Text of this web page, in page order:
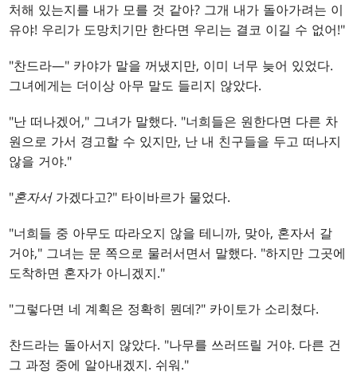
처해 있는지를 내가 모를 것 같아? 그개 내가 돌아가려는 이
유야! 우리가 도망치기만 한다면 우리는 결코 이길 수 없어!"
"찬드라—" 카야가 말을 꺼냈지만, 이미 너무 늦어 있었다.
그녀에게는 더이상 아무 말도 들리지 않았다.
"난 떠나겠어," 그녀가 말했다. "너희들은 원한다면 다른 차
원으로 가서 경고할 수 있지만, 난 내 친구들을 두고 떠나지
않을 거야."
"혼자서가겠다고?" 타이바르가 물었다.
"너희들 중 아무도 따라오지 않을 테니까, 맞아, 혼자서 갈
거야," 그녀는 문 쪽으로 물러서면서 말했다. "하지만 그곳에
도착하면 혼자가 아니겠지."
"그렇다면 네 계획은 정확히 뭔데?" 카이토가 소리쳤다.
찬드라는 돌아서지 않았다. "나무를 쓰러뜨릴 거야. 다른 건
그 과정 중에 알아내겠지. 쉬워."